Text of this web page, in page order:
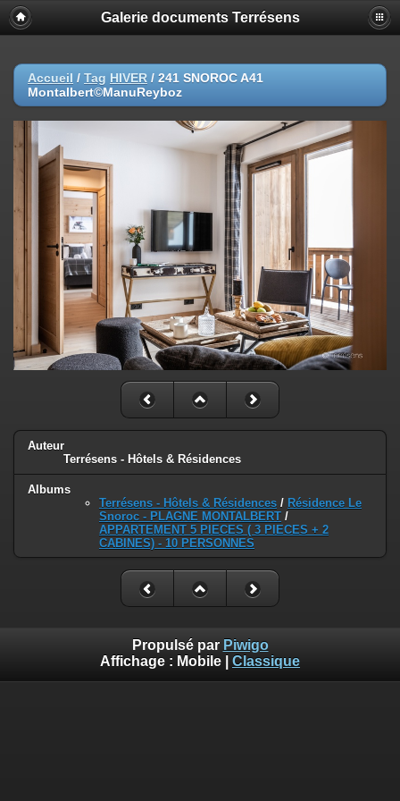
Galerie documents Terrésens
Accueil / Tag HIVER / 241 SNOROC A41
Montalbert©ManuReyboz
Auteur
Terrésens - Hôtels & Résidences
Albums
Terrésens - Hôtels & Résidences / Résidence Le
Snoroc - PLAGNE MONTALBERT /
APPARTEMENT 5 PIECES ( 3 PIECES + 2
CABINES) - 10 PERSONNES
Propulsé par Piwigo
Affichage : Mobile Classique